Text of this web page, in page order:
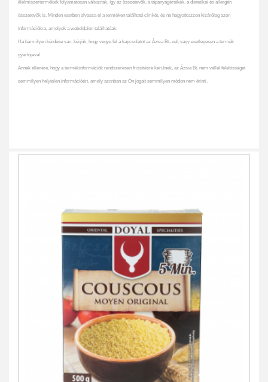
élelmiszertermékek folyamatosan változnak, így az összetevők, a tápanyagértékek, a dietetikai és allergén
összetevők is. Minden esetben olvassa el a terméken található címkét, és ne hagyatkozzon kizárólag azon
információkra, amelyek a weboldalon találhatóak.
Ha bármilyen kérdése van, kérjük, hogy vegye fel a kapcsolatot az Ázsia Bt.-vel, vagy esetlegesen a termék
gyártójával.
Annak ellenére, hogy a termékinformációk rendszeresen frissítésre kerülnek, az Ázsia Bt. nem vállal felelősséget
semmilyen helytelen információért, amely azonban az Ön jogait semmilyen módon nem érinti.